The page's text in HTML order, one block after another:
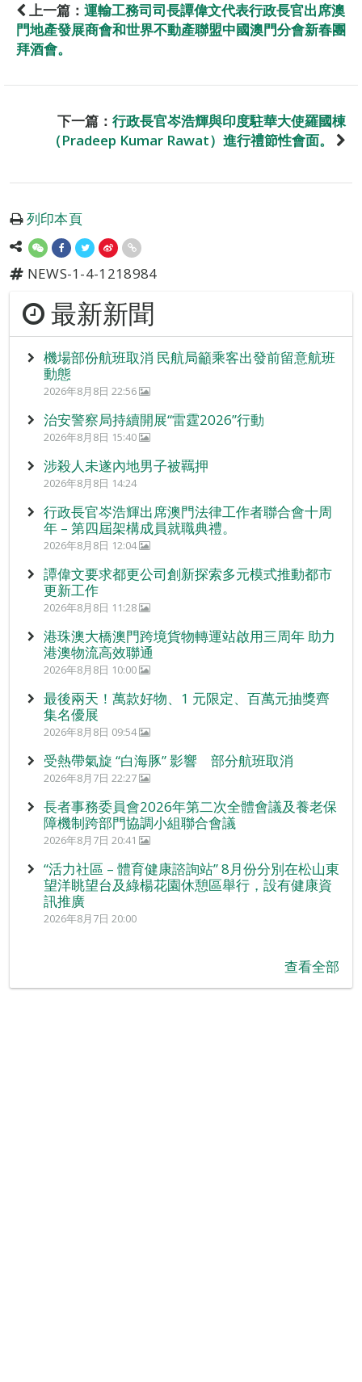
上一篇： 運輸工務司司長譚偉文代表行政長官出席澳
門地產發展商會和世界不動產聯盟中國澳門分會新春團
拜酒會。
下一篇： 行政長官岑浩輝與印度駐華大使羅國棟
（Pradeep Kumar Rawat）進行禮節性會面。
列印本頁
NEWS-1-4-1218984
最新新聞
機場部份航班取消 民航局籲乘客出發前留意航班
動態
2026年8月8日 22:56
治安警察局持續開展“雷霆2026”行動
2026年8月8日 15:40
涉殺人未遂內地男子被羈押
2026年8月8日 14:24
行政長官岑浩輝出席澳門法律工作者聯合會十周
年 – 第四屆架構成員就職典禮。
2026年8月8日 12:04
譚偉文要求都更公司創新探索多元模式推動都市
更新工作
2026年8月8日 11:28
港珠澳大橋澳門跨境貨物轉運站啟用三周年 助力
港澳物流高效聯通
2026年8月8日 10:00
最後兩天！萬款好物、1 元限定、百萬元抽獎齊
集名優展
2026年8月8日 09:54
受熱帶氣旋 “白海豚” 影響 部分航班取消
2026年8月7日 22:27
長者事務委員會2026年第二次全體會議及養老保
障機制跨部門協調小組聯合會議
2026年8月7日 20:41
“活力社區 – 體育健康諮詢站” 8月份分別在松山東
望洋眺望台及綠楊花園休憩區舉行，設有健康資
訊推廣
2026年8月7日 20:00
查看全部